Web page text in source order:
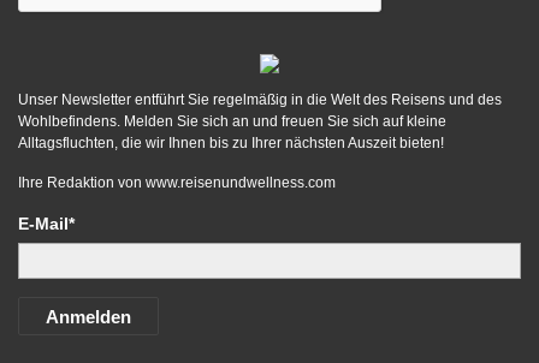
Unser Newsletter entführt Sie regelmäßig in die Welt des Reisens und des
Wohlbefindens. Melden Sie sich an und freuen Sie sich auf kleine
Alltagsfluchten, die wir Ihnen bis zu Ihrer nächsten Auszeit bieten!
Ihre Redaktion von www.reisenundwellness.com
E-Mail*
Anmelden